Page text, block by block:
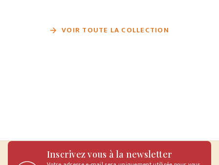
arrow_forward VOIR TOUTE LA COLLECTION
Inscrivez vous à la newsletter